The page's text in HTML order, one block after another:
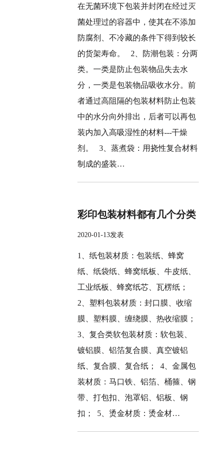
在无菌环境下包装并封闭在经过灭
菌处理过的容器中，使其在不添加
防腐剂、不冷藏的条件下得到较长
的货架寿命。 2、防潮包装：分两
类。一类是防止包装物品失去水
分，一类是包装物品吸收水分。前
者通过高阻隔的包装材料防止包装
中的水分向外排出，后者可以再包
装内加入高吸湿性的材料---干燥
剂。 3、蒸煮袋：用挠性复合材料
制成的盛装…
彩印包装材料都有几个分类
2020-01-13发表
1、纸包装材质：包装纸、蜂窝
纸、纸袋纸、蜂窝纸板、牛皮纸、
工业纸板、蜂窝纸芯、瓦楞纸；
2、塑料包装材质：封口膜、收缩
膜、塑料膜、缠绕膜、热收缩膜；
3、复合类软包装材质：软包装、
镀铝膜、铝箔复合膜、真空镀铝
纸、复合膜、复合纸； 4、金属包
装材质：马口铁、铝箔、桶箍、钢
带、打包扣、泡罩铝、铝板、钢
扣； 5、烫金材质：烫金材…